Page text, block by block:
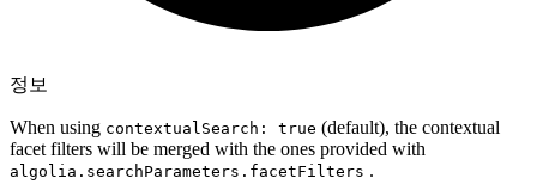
정보
When using contextualSearch: true (default), the contextual
facet filters will be merged with the ones provided with
algolia.searchParameters.facetFilters .